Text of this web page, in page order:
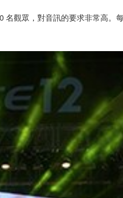
觀眾，對音訊的要求非常高。